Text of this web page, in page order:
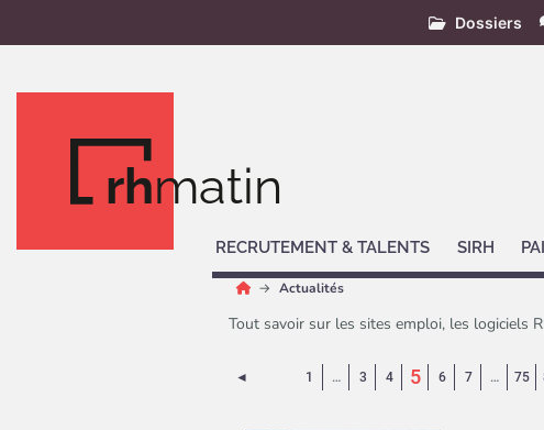
Dossiers
rhmatin
RECRUTEMENT & TALENTS SIRH
Actualités
Tout savoir sur les sites emploi, les logiciels
◄ Page précédente
1 … 3 4 5(Page
6 7 … 75